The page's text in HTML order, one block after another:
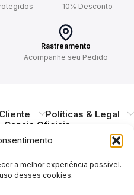
a melhor experiência possível.
desses cookies.
10% Desconto
Rastreamento
Acompanhe seu Pedido
Políticas & Legal
Canais Oficiais